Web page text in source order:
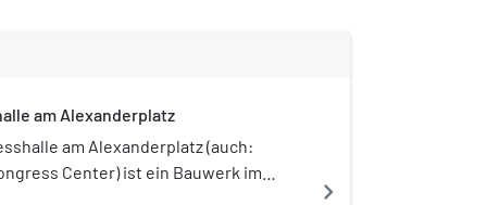
am Alexanderplatz
am Alexanderplatz (auch:
Center) ist ein Bauwerk im
navigate_next